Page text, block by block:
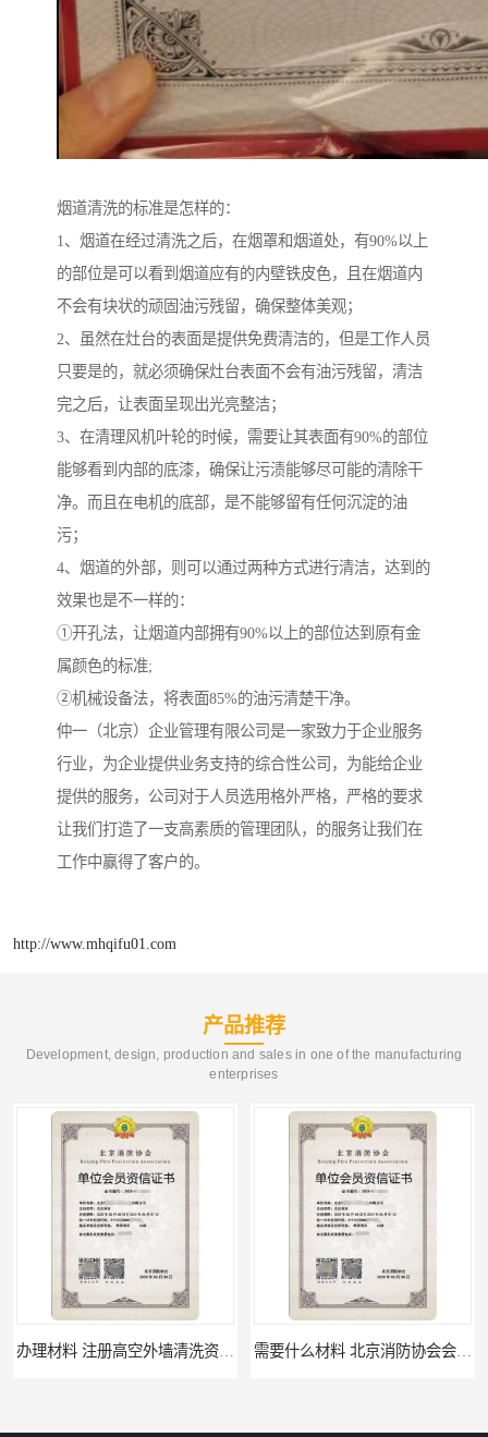
烟道清洗的标准是怎样的：
1、烟道在经过清洗之后，在烟罩和烟道处，有90%以上
的部位是可以看到烟道应有的内壁铁皮色，且在烟道内
不会有块状的顽固油污残留，确保整体美观；
2、虽然在灶台的表面是提供免费清洁的，但是工作人员
只要是的，就必须确保灶台表面不会有油污残留，清洁
完之后，让表面呈现出光亮整洁；
3、在清理风机叶轮的时候，需要让其表面有90%的部位
能够看到内部的底漆，确保让污渍能够尽可能的清除干
净。而且在电机的底部，是不能够留有任何沉淀的油
污；
4、烟道的外部，则可以通过两种方式进行清洁，达到的
效果也是不一样的：
①开孔法，让烟道内部拥有90%以上的部位达到原有金
属颜色的标准;
②机械设备法，将表面85%的油污清楚干净。
仲一（北京）企业管理有限公司是一家致力于企业服务
行业，为企业提供业务支持的综合性公司，为能给企业
提供的服务，公司对于人员选用格外严格，严格的要求
让我们打造了一支高素质的管理团队，的服务让我们在
工作中赢得了客户的。
http://www.mhqifu01.com
产品推荐
Development, design, production and sales in one of the manufacturing
enterprises